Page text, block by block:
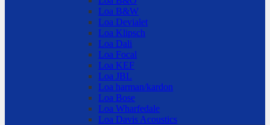
Loa B&W
Loa Devialet
Loa Klipsch
Loa Dali
Loa Focal
Loa KEF
Loa JBL
Loa harman/kardon
Loa Bose
Loa Wharfedale
Loa Davis Acoustics